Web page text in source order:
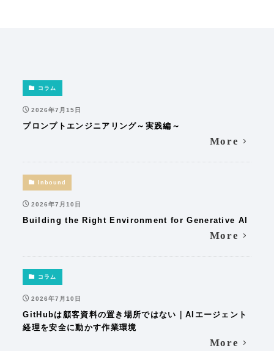
コラム
2026年7月15日
プロンプトエンジニアリング～実践編～
More
Inbound
2026年7月10日
Building the Right Environment for Generative AI
More
コラム
2026年7月10日
GitHubは顧客資料の置き場所ではない｜AIエージェント
経理を安全に動かす作業環境
More